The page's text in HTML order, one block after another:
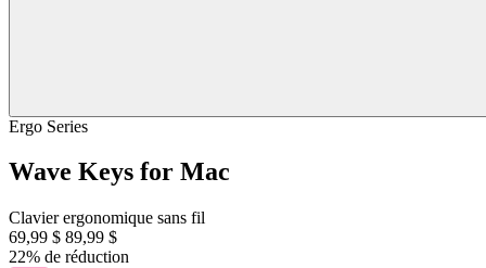
Ergo Series
Wave Keys for Mac
Clavier ergonomique sans fil
69,99 $ 89,99 $
22% de réduction